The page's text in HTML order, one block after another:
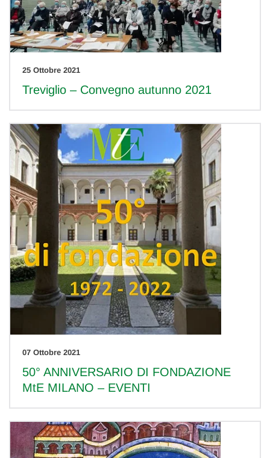
25 Ottobre 2021
Treviglio – Convegno autunno 2021
07 Ottobre 2021
50° ANNIVERSARIO DI FONDAZIONE
MtE MILANO – EVENTI